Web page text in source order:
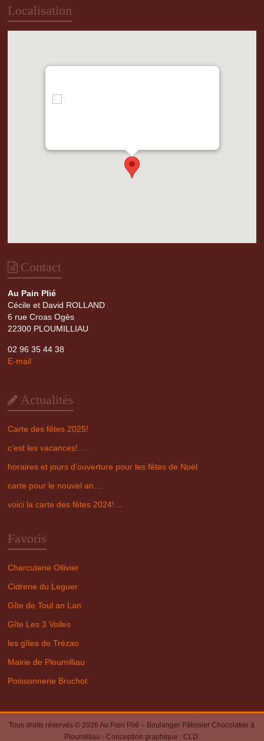
Localisation
Contact
Au Pain Plié
Cécile et David ROLLAND
6 rue Croas Ogès
22300 PLOUMILLIAU
02 96 35 44 38
E-mail
Actualités
Carte des fêtes 2025!
c’est les vacances!…
horaires et jours d’ouverture pour les fêtes de Noël
carte pour le nouvel an…
voici la carte des fêtes 2024!…
Favoris
Charcuterie Ollivier
Cidrerie du Leguer
Gîte de Toul an Lan
Gîte Les 3 Voiles
les gîtes de Trézao
Mairie de Ploumilliau
Poissonnerie Brochot
Tous droits réservés © 2026Au Pain Plié – Boulanger Pâtissier Chocolatier à
Ploumilliau - Conception graphique : CLD.